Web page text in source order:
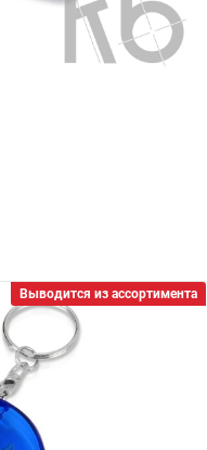
Выводится из ассортимента